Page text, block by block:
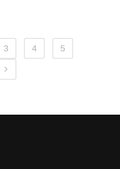
3 4 5